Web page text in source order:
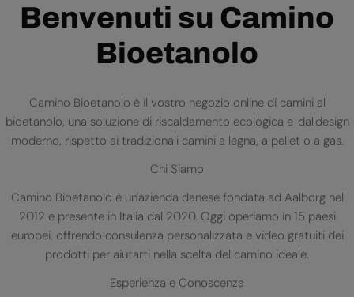
Benvenuti su Camino
Bioetanolo
Camino Bioetanolo è il vostro negozio online di camini al
bioetanolo, una soluzione di riscaldamento ecologica e dal design
moderno, rispetto ai tradizionali camini a legna, a pellet o a gas.
Chi Siamo
Camino Bioetanolo è un'azienda danese fondata ad Aalborg nel
2012 e presente in Italia dal 2020. Oggi operiamo in 15 paesi
europei, offrendo consulenza personalizzata e video gratuiti dei
prodotti per aiutarti nella scelta del camino ideale.
Esperienza e Conoscenza